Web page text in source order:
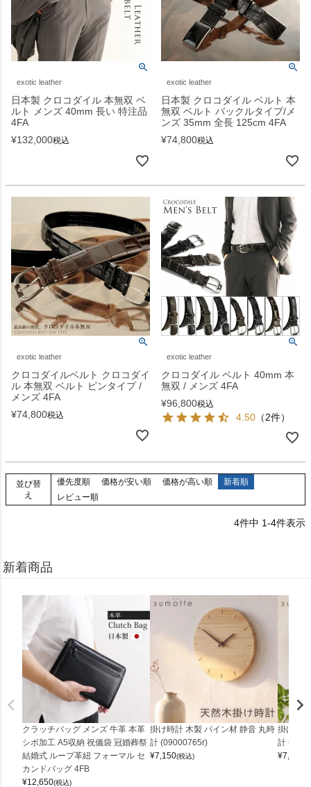
exotic leather
日本製 クロコダイル 本無双 ベ
ルト メンズ 40mm 長い 特注品
4FA
¥132,000税込
exotic leather
日本製 クロコダイル ベルト 本
無双 ベルト バックルタイプ/メ
ンズ 35mm 全長 125cm 4FA
¥74,800税込
exotic leather
クロコダイルベルト クロコダイ
ル 本無双 ベルト ピンタイプ /
メンズ 4FA
¥74,800税込
exotic leather
クロコダイル ベルト 40mm 本
無双 / メンズ 4FA
¥96,800税込
4.50 （2件）
並び替
え
優先度順 価格が安い順 価格が高い順
新着順
レビュー順
4件中 1-4件表示
新着商品
クラッチバッグ メンズ 牛革 本革
シボ加工 A5収納 祝儀袋 冠婚葬祭
結婚式 ループ革紐 フォーマル セ
カンドバッグ 4FB
¥12,650(税込)
掛け時計 木製 パイン材 静音 丸時
計 (09000765r)
¥7,150(税込)
掛け時
計
¥7,150